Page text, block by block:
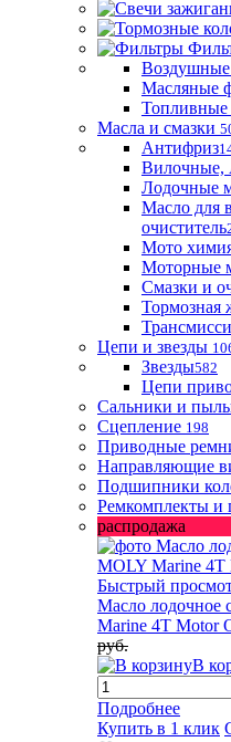
Масляные
Топливные
Масла и смазки
Антифриз
Вилочные,
Лодочные
Масло для
очиститель
Мото
Моторные
Смазки и
Тормозная
Цепи и звезды
Звезды582
Цепи
Сальники и
Сцепление 198
Приводные
Направляющие
Подшипники
Ремкомплекты
распродажа
Быстрый
Масло лодочное
Marine 4T Motor
руб.
В
Подробнее
Купить в 1 клик